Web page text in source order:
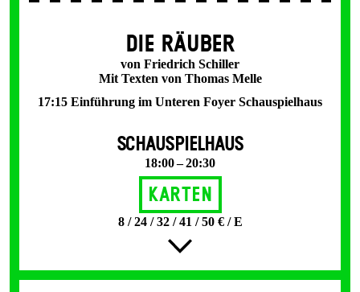
DIE RÄUBER
von Friedrich Schiller
Mit Texten von Thomas Melle
17:15 Einführung im Unteren Foyer Schauspielhaus
SCHAUSPIELHAUS
18:00 – 20:30
Karten
8 / 24 / 32 / 41 / 50 € / E